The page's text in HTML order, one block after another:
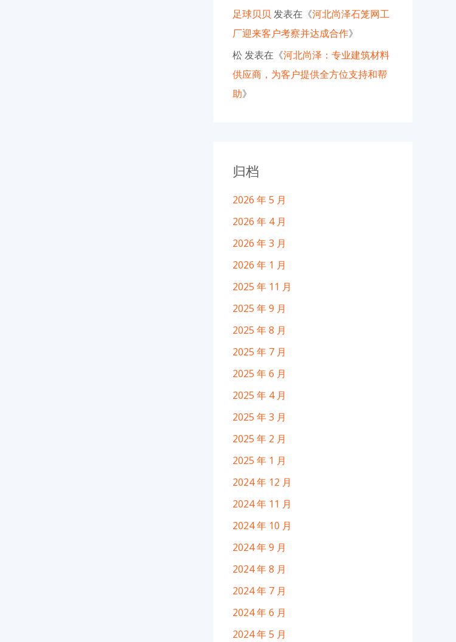
足球贝贝 发表在《河北尚泽石笼网工
厂迎来客户考察并达成合作》
松发表在《河北尚泽：专业建筑材料
供应商，为客户提供全方位支持和帮
助》
归档
2026 年 5 月
2026 年 4 月
2026 年 3 月
2026 年 1 月
2025 年 11 月
2025 年 9 月
2025 年 8 月
2025 年 7 月
2025 年 6 月
2025 年 4 月
2025 年 3 月
2025 年 2 月
2025 年 1 月
2024 年 12 月
2024 年 11 月
2024 年 10 月
2024 年 9 月
2024 年 8 月
2024 年 7 月
2024 年 6 月
2024 年 5 月